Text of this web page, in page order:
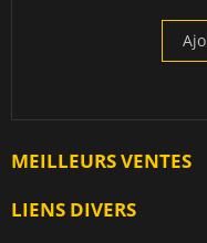
MEILLEURS VENTES
LIENS DIVERS